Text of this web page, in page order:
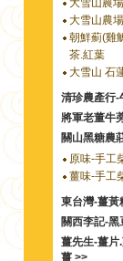
大雪山農
大雪山農
朝鮮薊(雞
茶.紅葉
大雪山 石
清珍農產行-
將軍老董牛
關山黑糖農
原味-手工
薑味-手工
東台灣-薑黃
關西李記-黑
薑先生-薑片
薑 >>